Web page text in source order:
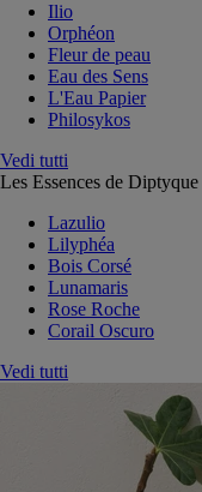
Ilio
Orphéon
Fleur de peau
Eau des Sens
L'Eau Papier
Philosykos
Vedi tutti
Les Essences de Diptyque
Lazulio
Lilyphéa
Bois Corsé
Lunamaris
Rose Roche
Corail Oscuro
Vedi tutti